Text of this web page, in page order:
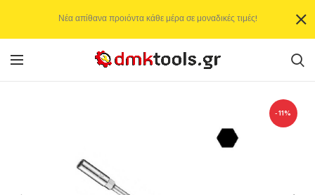
-11%
Νέα απίθανα προιόντα κάθε μέρα σε μοναδικές τιμές!